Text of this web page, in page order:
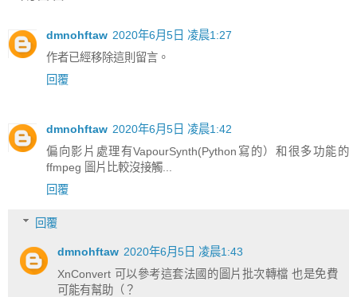
dmnohftaw 2020年6月5日 凌晨1:27
作者已經移除這則留言。
回覆
dmnohftaw 2020年6月5日 凌晨1:42
偏向影片處理有VapourSynth(Python寫的）和很多功能的
ffmpeg 圖片比較沒接觸...
回覆
回覆
dmnohftaw 2020年6月5日 凌晨1:43
XnConvert 可以參考這套法國的圖片批次轉檔 也是免費
可能有幫助（？